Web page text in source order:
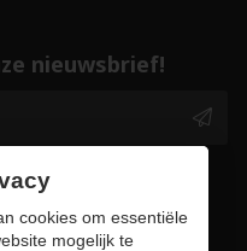
nieuwsbrief!
mijn gegevens te
aangegeven in
cookies om essentiële
mogelijk te